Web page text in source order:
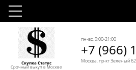
Скупка Статус
Срочный выкуп в Москве
пн-вс, 9:00-21:00
+7 (966)
Москва, пр-кт Зеленый